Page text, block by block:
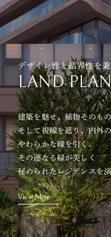
デザイン性と結界性を
LAND
建築を魅せ、植物そのも
そして視線を遮り、内外
やわらかな線を引く。
その連なる緑が美しく
秘められたレジデンスを
View More